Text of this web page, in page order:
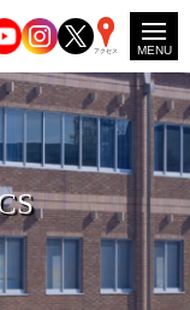
アクセス MENU